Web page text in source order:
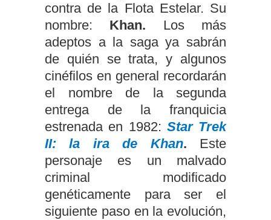
contra de la Flota Estelar. Su
nombre: Khan. Los más
adeptos a la saga ya sabrán
de quién se trata, y algunos
cinéfilos en general recordarán
el nombre de la segunda
entrega de la franquicia
estrenada en 1982: Star Trek
II: la ira de Khan. Este
personaje es un malvado
criminal modificado
genéticamente para ser el
siguiente paso en la evolución,